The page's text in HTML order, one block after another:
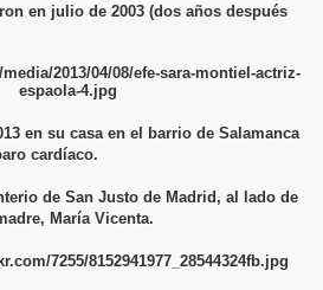
en julio de 2003 (dos años después
en su casa en el barrio de Salamanca
cardíaco.
de San Justo de Madrid, al lado de
María Vicenta.